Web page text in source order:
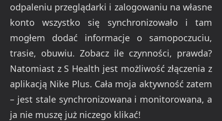
odpaleniu przeglądarki i zalogowaniu na własne
konto wszystko się synchronizowało i tam
mogłem dodać informacje o samopoczuciu,
trasie, obuwiu. Zobacz ile czynności, prawda?
Natomiast z S Health jest możliwość złączenia z
aplikacją Nike Plus. Cała moja aktywność zatem
– jest stale synchronizowana i monitorowana, a
ja nie muszę już niczego klikać!